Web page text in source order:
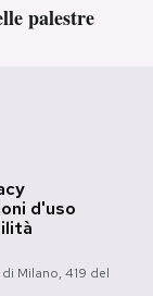
palestre
d'uso
Milano, 419 del